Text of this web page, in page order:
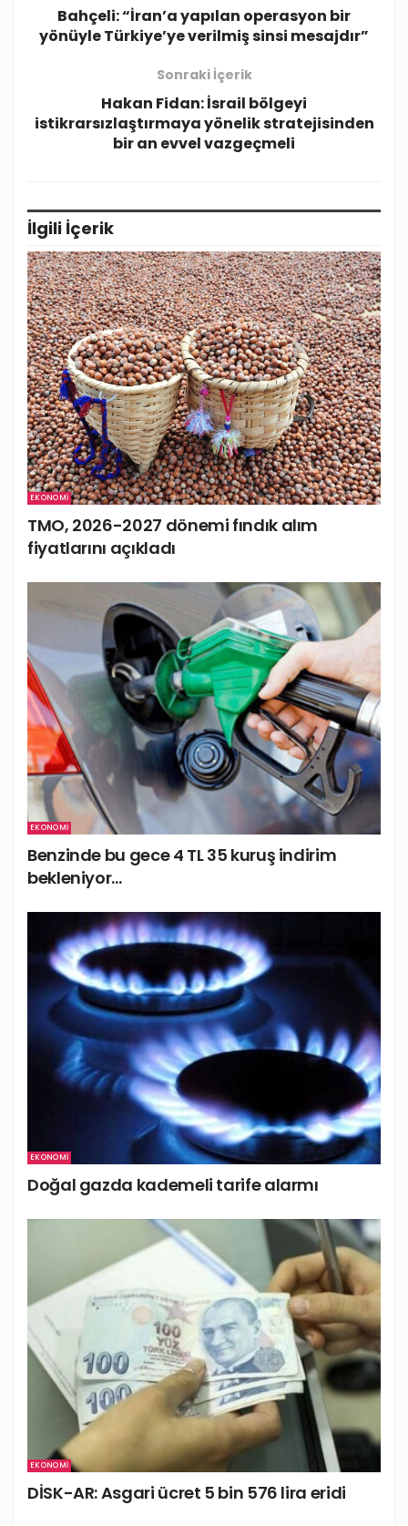
Bahçeli: “İran’a yapılan operasyon bir
yönüyle Türkiye’ye verilmiş sinsi mesajdır”
Sonraki İçerik
Hakan Fidan: İsrail bölgeyi
istikrarsızlaştırmaya yönelik stratejisinden
bir an evvel vazgeçmeli
İlgili İçerik
EKONOMI
TMO, 2026-2027 dönemi fındık alım
fiyatlarını açıkladı
EKONOMI
Benzinde bu gece 4 TL 35 kuruş indirim
bekleniyor…
EKONOMI
Doğal gazda kademeli tarife alarmı
EKONOMI
DİSK-AR: Asgari ücret 5 bin 576 lira eridi